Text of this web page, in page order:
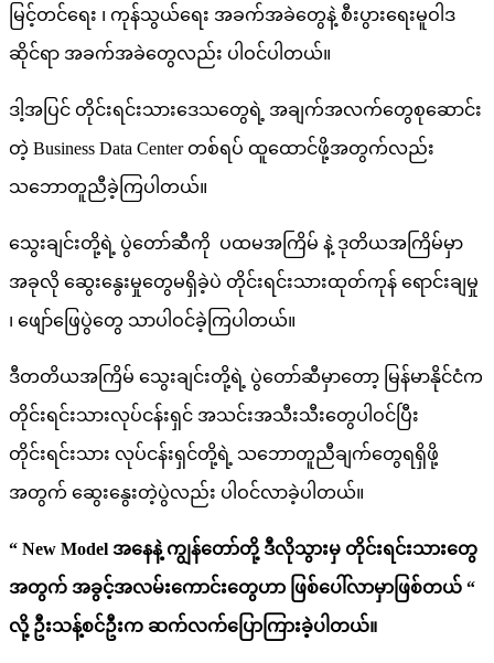
မြင့်တင်ရေး ၊ ကုန်သွယ်ရေး အခက်အခဲတွေနဲ့ စီးပွားရေးမူဝါဒ
ဆိုင်ရာ အခက်အခဲတွေလည်း ပါဝင်ပါတယ်။​
ဒါ့အပြင် တိုင်းရင်းသားဒေသတွေရဲ့ အချက်အလက်တွေစုဆောင်း
တဲ့ Business Data Center တစ်ရပ် ထူထောင်ဖို့အတွက်လည်း
သဘောတူညီခဲ့ကြပါတယ်။
သွေးချင်းတို့ရဲ့ ပွဲတော်ဆီကို ပထမအကြိမ် နဲ့ ဒုတိယအကြိမ်မှာ
အခုလို ဆွေးနွေးမှုတွေမရှိခဲ့ပဲ တိုင်းရင်းသားထုတ်ကုန် ရောင်းချမှု
၊ ဖျော်ဖြေပွဲတွေ သာပါဝင်ခဲ့ကြပါတယ်။
ဒီတတိယအကြိမ် သွေးချင်းတို့ရဲ့ ပွဲတော်ဆီမှာတော့ မြန်မာနိုင်ငံက
တိုင်းရင်းသားလုပ်ငန်းရှင် အသင်းအသီးသီးတွေပါဝင်ပြီး
တိုင်းရင်းသား လုပ်ငန်းရှင်တို့ရဲ့ သဘောတူညီချက်တွေရရှိဖို့
အတွက် ဆွေးနွေးတဲ့ပွဲလည်း ပါဝင်လာခဲ့ပါတယ်။
“ New Model အနေနဲ့ ကျွန်တော်တို့ ဒီလိုသွားမှ တိုင်းရင်းသားတွေ
အတွက် အခွင့်အလမ်းကောင်းတွေဟာ ဖြစ်ပေါ်လာမှာဖြစ်တယ် “
လို့ ဦးသန့်စင်ဦးက ဆက်လက်ပြောကြားခဲ့ပါတယ်။